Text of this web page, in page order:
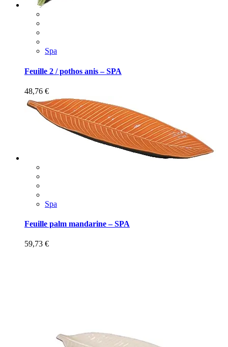
Spa
Feuille 2 / pothos anis – SPA
48,76 €
Spa
Feuille palm mandarine – SPA
59,73 €